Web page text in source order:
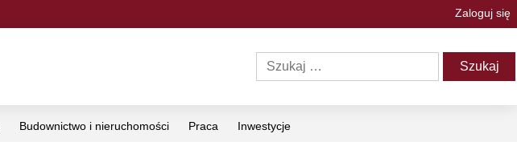
Zaloguj się
Budownictwo i nieruchomości Praca Inwestycje